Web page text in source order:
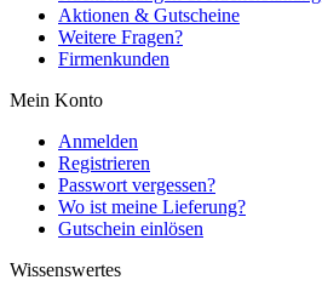
Aktionen & Gutscheine
Weitere Fragen?
Firmenkunden
Mein Konto
Anmelden
Registrieren
Passwort vergessen?
Wo ist meine Lieferung?
Gutschein einlösen
Wissenswertes